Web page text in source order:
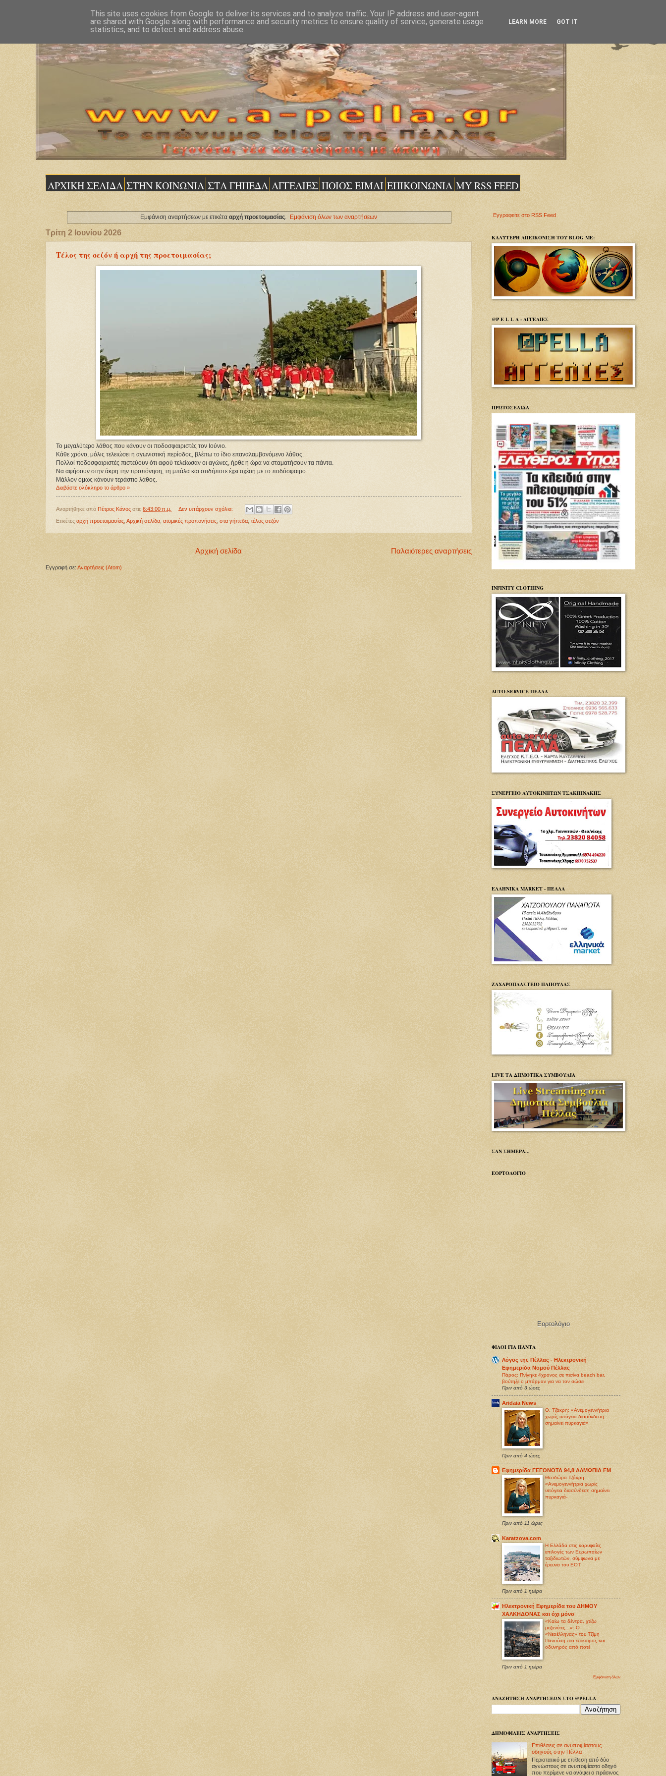
ΑΡΧΙΚΗ ΣΕΛΙΔΑ ΣΤΗΝ ΚΟΙΝΩΝΙΑ ΣΤΑ ΓΗΠΕΔΑ ΑΓΓΕΛΙΕΣ ΠΟΙΟΣ ΕΙΜΑΙ ΕΠΙΚΟΙΝΩΝΙΑ MY RSS FEED
Εμφάνιση αναρτήσεων με ετικέτα αρχή προετοιμασίας. Εμφάνιση όλων των αναρτήσεων
Τρίτη 2 Ιουνίου 2026
Τέλος της σεζόν ή αρχή της προετοιμασίας;
Το μεγαλύτερο λάθος που κάνουν οι ποδοσφαιριστές τον Ιούνιο.
Κάθε χρόνο, μόλις τελειώσει η αγωνιστική περίοδος, βλέπω το ίδιο επαναλαμβανόμενο λάθος.
Πολλοί ποδοσφαιριστές πιστεύουν ότι αφού τελείωσαν οι αγώνες, ήρθε η ώρα να σταματήσουν τα πάντα.
Να αφήσουν στην άκρη την προπόνηση, τη μπάλα και οτιδήποτε έχει σχέση με το ποδόσφαιρο.
Μάλλον όμως κάνουν τεράστιο λάθος.
Διαβάστε ολόκληρο το άρθρο »
Αναρτήθηκε από Πέτρος Κάνος στις 6:43:00 π.μ. Δεν υπάρχουν σχόλια:
Ετικέτες αρχή προετοιμασίας Αρχική σελίδα ατομικές προπονήσεις στα γήπεδα τέλος σεζόν
Παλαιότερες αναρτήσεις
Αρχική σελίδα
Εγγραφή σε: Αναρτήσεις (Atom)
Εγγραφείτε στο RSS Feed
ΚΑΛΥΤΕΡΗ ΑΠΕΙΚΟΝΙΣΗ ΤΟΥ BLOG ΜΕ:
@P E L L A - ΑΓΓΕΛΙΕΣ
ΠΡΩΤΟΣΕΛΙΔΑ
INFINITY CLOTHING
AUTO-SERVICE ΠΕΛΛΑ
ΣΥΝΕΡΓΕΙΟ ΑΥΤΟΚΙΝΗΤΩΝ ΤΣΑΚΠΙΝΑΚΗΣ
ΕΛΛΗΝΙΚΑ MARKET - ΠΕΛΛΑ
ΖΑΧΑΡΟΠΛΑΣΤΕΙΟ ΠΑΠΟΥΛΑΣ
LIVE ΤΑ ΔΗΜΟΤΙΚΑ ΣΥΜΒΟΥΛΙΑ
ΣΑΝ ΣΗΜΕΡΑ...
ΕΟΡΤΟΛΟΓΙΟ
Εορτολόγιο
ΦΙΛΟΙ ΓΙΑ ΠΑΝΤΑ
Λόγος της Πέλλας - Ηλεκτρονική
Εφημερίδα Νομού Πέλλας
Πάρος: Πνίγηκε 4χρονος σε πισίνα beach bar,
βούτηξε ο μπάρμαν για να τον σώσει
Πριν από 3 ώρες
Aridaia News
Θ. Τζάκρη: «Ανεμογεννήτρια
χωρίς υπόγεια διασύνδεση
σημαίνει πυρκαγιά»
Πριν από 4 ώρες
Εφημερίδα ΓΕΓΟΝΟΤΑ 94,8 ΑΛΜΩΠΙΑ FM
Θεοδώρα Τζάκρη:
«Ανεμογεννήτρια χωρίς
υπόγεια διασύνδεση σημαίνει
πυρκαγιά-
Πριν από 11 ώρες
Karatzova.com
Η Ελλάδα στις κορυφαίες
επιλογές των Ευρωπαίων
ταξιδιωτών, σύμφωνα με
έρευνα του ΕΟΤ
Πριν από 1 ημέρα
Ηλεκτρονική Εφημερίδα του ΔΗΜΟΥ
ΧΑΛΚΗΔΟΝΑΣ και όχι μόνο
«Καίω τα δέντρα, χτίζω
μεζονέτες...»: Ο
«Νεοέλληνας» του Τζίμη
Πανούση πιο επίκαιρος και
οδυνηρός από ποτέ
Πριν από 1 ημέρα
Εμφάνιση όλων
ΑΝΑΖΗΤΗΣΗ ΑΝΑΡΤΗΣΕΩΝ ΣΤΟ @PELLA
ΔΗΜΟΦΙΛΕΙΣ ΑΝΑΡΤΗΣΕΙΣ
Επιθέσεις σε ανυποψίαστους
οδηγούς στην Πέλλα
Περιστατικό με επίθεση από δύο
αγνώστους σε ανυποψίαστο οδηγό
που περίμενε να ανάψει ο πράσινος
This site uses cookies from Google to deliver its services and to analyze traffic. Your IP address and user-agent
are shared with Google along with performance and security metrics to ensure quality of service, generate usage
statistics, and to detect and address abuse.
LEARN MORE GOT IT